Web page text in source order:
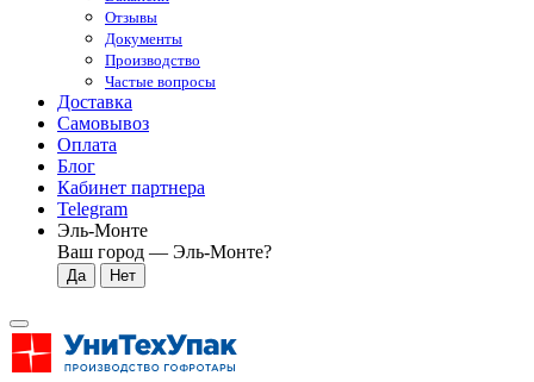
Отзывы
Документы
Производство
Частые вопросы
Доставка
Самовывоз
Оплата
Блог
Кабинет партнера
Telegram
Эль-Монте
Ваш город — Эль-Монте?